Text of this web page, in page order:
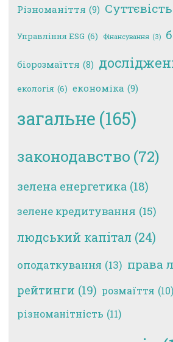
Різноманіття (9) Суттєвість
Управління ESG (6) Фінансування (3)
біорозмаїття (8)
екологія (6) економіка (9)
загальне (165)
законодавство (72)
зелена енергетика (18)
зелене кредитування (15)
людський капітал (24)
оподаткування (13) права
рейтинги (19) розмаїття (10)
різноманітність (11)